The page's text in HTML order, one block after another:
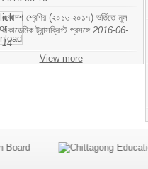
একাদশ শ্রেণির (২০১৬-২০১৭) ভর্তিতে মূল
একাডেমিক ট্রান্সক্রিপ্ট প্রসঙ্গে 2016-06-
14
View more